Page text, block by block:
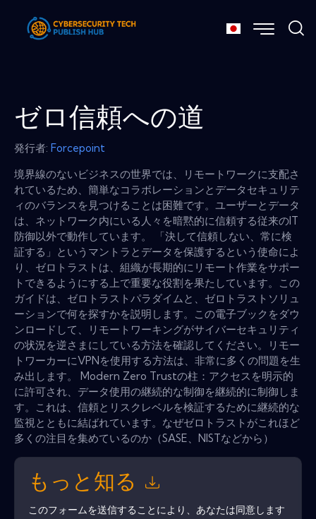
ゼロ信頼への道
発行者: Forcepoint
境界線のないビジネスの世界では、リモートワークに支配さ
れているため、簡単なコラボレーションとデータセキュリテ
ィのバランスを見つけることは困難です。ユーザーとデータ
は、ネットワーク内にいる人々を暗黙的に信頼する従来のIT
防御以外で動作しています。 「決して信頼しない、常に検
証する」というマントラとデータを保護するという使命によ
り、ゼロトラストは、組織が長期的にリモート作業をサポー
トできるようにする上で重要な役割を果たしています。この
ガイドは、ゼロトラストパラダイムと、ゼロトラストソリュ
ーションで何を探すかを説明します。この電子ブックをダウ
ンロードして、リモートワーキングがサイバーセキュリティ
の状況を逆さまにしている方法を確認してください。リモー
トワーカーにVPNを使用する方法は、非常に多くの問題を生
み出します。 Modern Zero Trustの柱：アクセスを明示的
に許可され、データ使用の継続的な制御を継続的に制御しま
す。これは、信頼とリスクレベルを検証するために継続的な
監視とともに結ばれています。なぜゼロトラストがこれほど
多くの注目を集めているのか（SASE、NISTなどから）
もっと知る
このフォームを送信することにより、あなたは同意します